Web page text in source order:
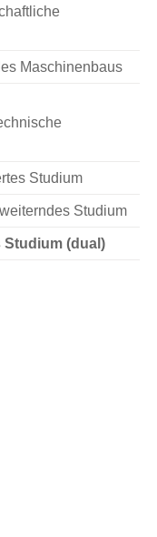
Maschinenbaus
Studium
Studium
Studium (dual)